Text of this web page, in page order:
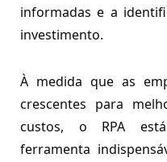
informadas e a
investimento.
À medida que as
crescentes para
custos, o RPA
ferramenta